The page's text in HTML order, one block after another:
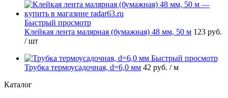
Быстрый просмотр
Клейкая лента малярная (бумажная) 48 мм, 50 м 123 руб.
/ шт
Быстрый просмотр
Трубка термоусадочная, d=6,0 мм 42 руб. / м
Каталог